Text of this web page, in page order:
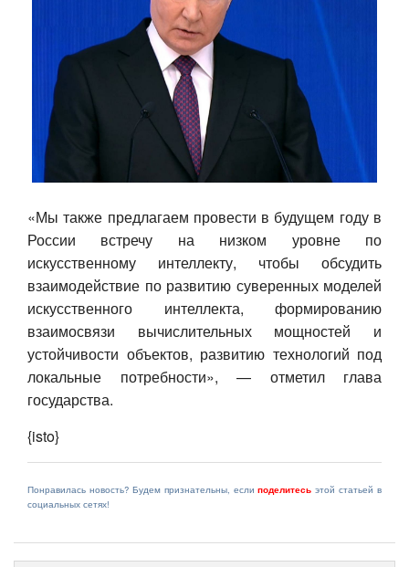
«Мы также предлагаем провести в будущем году в
России встречу на низком уровне по
искусственному интеллекту, чтобы обсудить
взаимодействие по развитию суверенных моделей
искусственного интеллекта, формированию
взаимосвязи вычислительных мощностей и
устойчивости объектов, развитию технологий под
локальные потребности», — отметил глава
государства.
{isto}
Понравилась новость? Будем признательны, еслиподелитесь этой статьей в
социальных сетях!